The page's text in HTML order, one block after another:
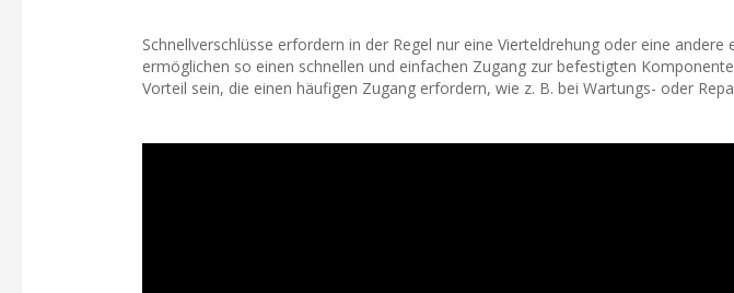
Schnellverschlüsse erfordern in der Regel nur eine Vierteldrehung oder eine
ermöglichen so einen schnellen und einfachen Zugang zur befestigten
Vorteil sein, die einen häufigen Zugang erfordern, wie z. B. bei Wartungs- oder